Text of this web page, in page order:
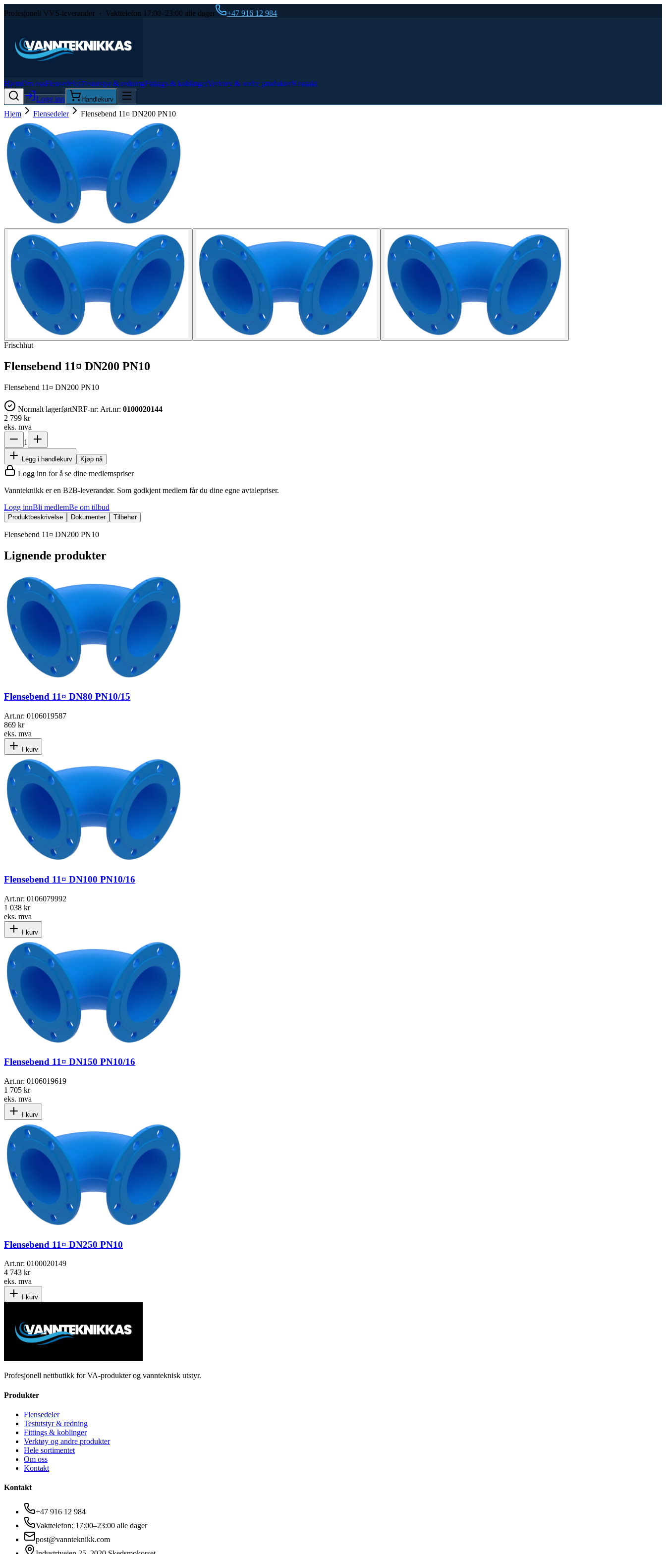
Profesjonell VVS-leverandør · Vakttelefon 17:00–23:00 alle dager +47 916 12 984
HjemOm ossFlensedelerTestutstyr & redningFittings & koblingerVerktøy & andre produkterKontakt
Logg inn
Handlekurv
Hjem Flensedeler Flensebend 11¤ DN200 PN10
Frischhut
Flensebend 11¤ DN200 PN10
Flensebend 11¤ DN200 PN10
Normalt lagerførtNRF-nr: Art.nr: 0100020144
2 799 kr
eks. mva
1
Legg i handlekurv Kjøp nå
Logg inn for å se dine medlemspriser
Vannteknikk er en B2B-leverandør. Som godkjent medlem får du dine egne avtalepriser.
Logg innBli medlemBe om tilbud
Produktbeskrivelse Dokumenter Tilbehør
Flensebend 11¤ DN200 PN10
Lignende produkter
Flensebend 11¤ DN80 PN10/15
Art.nr: 0106019587
869 kr
eks. mva
I kurv
Flensebend 11¤ DN100 PN10/16
Art.nr: 0106079992
1 038 kr
eks. mva
I kurv
Flensebend 11¤ DN150 PN10/16
Art.nr: 0106019619
1 705 kr
eks. mva
I kurv
Flensebend 11¤ DN250 PN10
Art.nr: 0100020149
4 743 kr
eks. mva
I kurv
Profesjonell nettbutikk for VA-produkter og vannteknisk utstyr.
Produkter
Flensedeler
Testutstyr & redning
Fittings & koblinger
Verktøy og andre produkter
Hele sortimentet
Om oss
Kontakt
Kontakt
+47 916 12 984
Vakttelefon: 17:00–23:00 alle dager
post@vannteknikk.com